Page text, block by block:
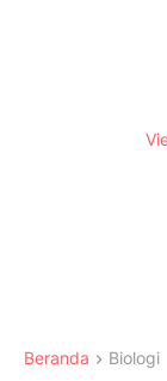
Beranda Biologi